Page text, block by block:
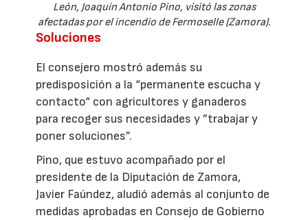
León, Joaquín Antonio Pino, visitó las zonas
afectadas por el incendio de Fermoselle (Zamora).
Soluciones
El consejero mostró además su
predisposición a la “permanente escucha y
contacto“ con agricultores y ganaderos
para recoger sus necesidades y ”trabajar y
poner soluciones”.
Pino, que estuvo acompañado por el
presidente de la Diputación de Zamora,
Javier Faúndez, aludió además al conjunto de
medidas aprobadas en Consejo de Gobierno